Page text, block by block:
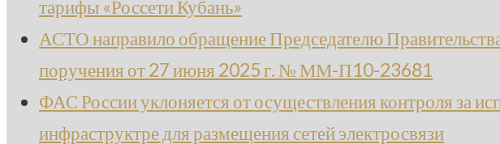
тарифы «Россети Кубань»
АСТО направило обращение Председателю
поручения от 27 июня 2025 г. № ММ-П10-23681
ФАС России уклоняется от осуществления контроля за
инфраструктре для размещения сетей электросвязи